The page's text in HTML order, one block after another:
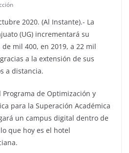
2020. (Al Instante).- La
(UG) incrementará su
mil 400, en 2019, a 22 mil
a la extensión de sus
a distancia.
Programa de Optimización y
para la Superación Académica
un campus digital dentro de
que hoy es el hotel